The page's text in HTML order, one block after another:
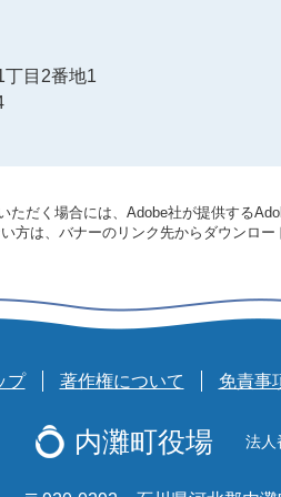
目2番地1
ただく場合には、Adobe社が提供する
方は、バナーのリンク先からダウンロー
プ 著作権について 免責事
内灘町役場 法人